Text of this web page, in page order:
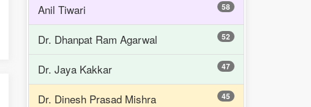
Anil Tiwari 58
Dr. Dhanpat Ram Agarwal 52
Dr. Jaya Kakkar 47
Dr. Dinesh Prasad Mishra 45